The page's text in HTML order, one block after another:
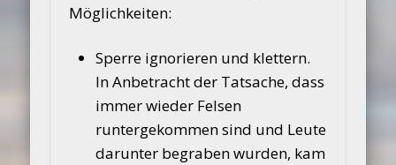
Möglichkeiten:
Sperre ignorieren und klettern.
In Anbetracht der Tatsache, dass
immer wieder Felsen
runtergekommen sind und Leute
darunter begraben wurden, kam